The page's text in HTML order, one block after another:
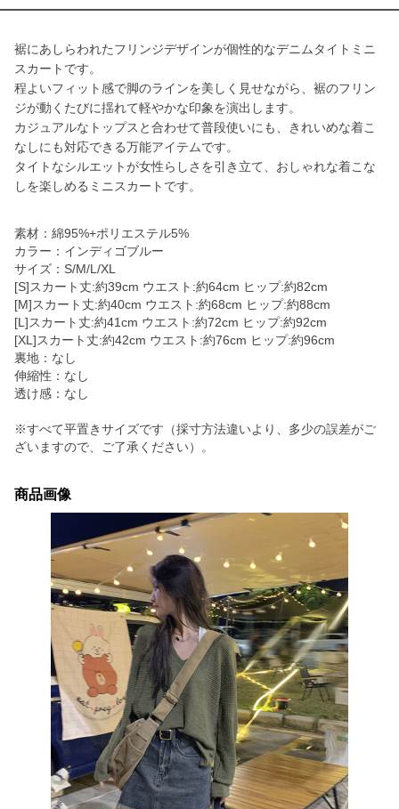
裾にあしらわれたフリンジデザインが個性的なデニムタイトミニ
スカートです。
程よいフィット感で脚のラインを美しく見せながら、裾のフリン
ジが動くたびに揺れて軽やかな印象を演出します。
カジュアルなトップスと合わせて普段使いにも、きれいめな着こ
なしにも対応できる万能アイテムです。
タイトなシルエットが女性らしさを引き立て、おしゃれな着こな
しを楽しめるミニスカートです。
素材：綿95%+ポリエステル5%
カラー：インディゴブルー
サイズ：S/M/L/XL
[S]スカート丈:約39cm ウエスト:約64cm ヒップ:約82cm
[M]スカート丈:約40cm ウエスト:約68cm ヒップ:約88cm
[L]スカート丈:約41cm ウエスト:約72cm ヒップ:約92cm
[XL]スカート丈:約42cm ウエスト:約76cm ヒップ:約96cm
裏地：なし
伸縮性：なし
透け感：なし
※すべて平置きサイズです（採寸方法違いより、多少の誤差がご
ざいますので、ご了承ください）。
商品画像